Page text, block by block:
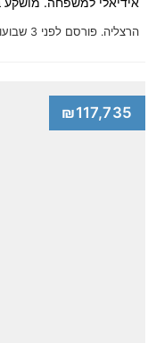
הרצליה.פורסם לפני 3 שבועות
₪117,735